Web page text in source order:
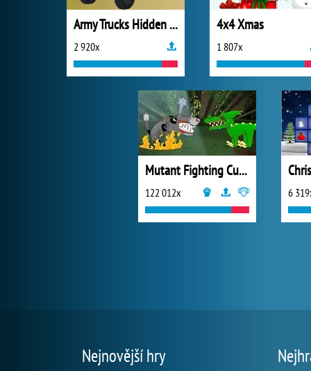
Army Trucks Hidden Letters
2 920x
4x4 Xmas
1 807x
Mutant Fighting Cup 2016
122 012x 6
Nejnovější hry